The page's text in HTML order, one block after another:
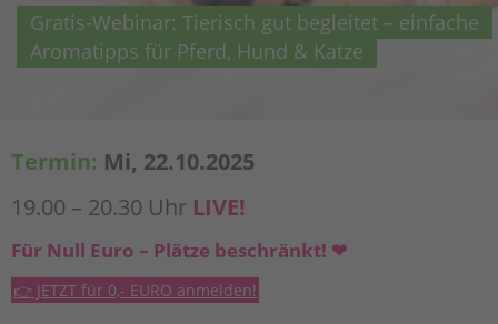
Gratis-Webinar: Tierisch gut begleitet – einfache
Aromatipps für Pferd, Hund & Katze
Termin: Mi, 22.10.2025
19.00 – 20.30 Uhr LIVE!
Für Null Euro – Plätze beschränkt! ❤
👉 JETZT für 0,- EURO anmelden!